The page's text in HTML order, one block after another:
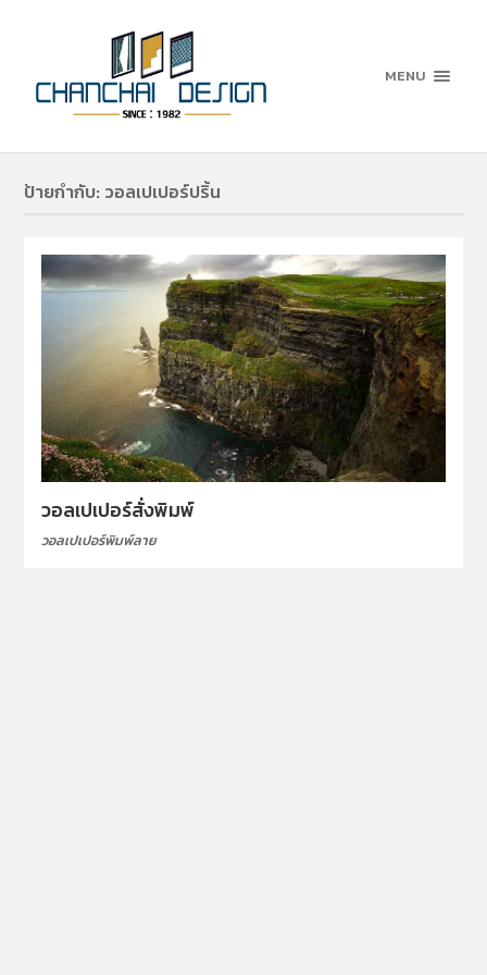
MENU
ป้ายกำกับ: วอลเปเปอร์ปริ้น
วอลเปเปอร์สั่งพิมพ์
วอลเปเปอร์พิมพ์ลาย